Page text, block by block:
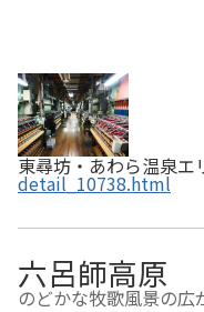
東尋坊・あわら温泉エ
detail_10738.html
六呂師高原
のどかな牧歌風景の